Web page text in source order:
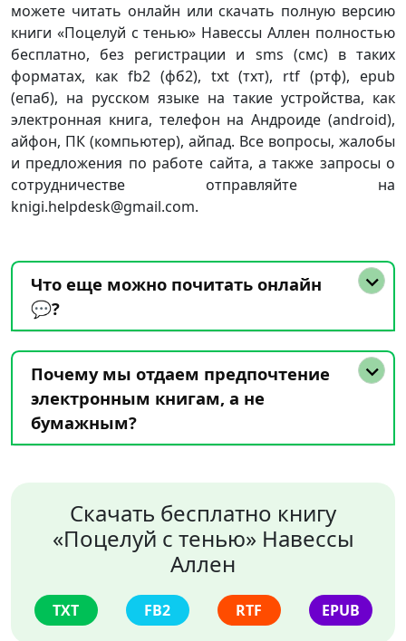
можете читать онлайн или скачать полную версию
книги «Поцелуй с тенью» Навессы Аллен полностью
бесплатно, без регистрации и sms (смс) в таких
форматах, как fb2 (фб2), txt (тхт), rtf (ртф), epub
(епаб), на русском языке на такие устройства, как
электронная книга, телефон на Андроиде (android),
айфон, ПК (компьютер), айпад. Все вопросы, жалобы
и предложения по работе сайта, а также запросы о
сотрудничестве отправляйте на
knigi.helpdesk@gmail.com.
Что еще можно почитать онлайн
💬?
Почему мы отдаем предпочтение
электронным книгам, а не
бумажным?
Скачать бесплатно книгу
«Поцелуй с тенью» Навессы
Аллен
TXT FB2 RTF EPUB